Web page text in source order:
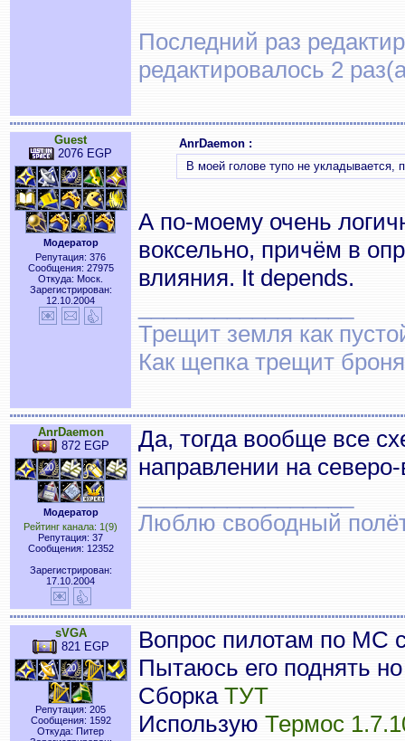
Последний раз
редактировалось 2
Guest
2076 EGP
Модератор
Репутация: 376
Сообщения: 27975
Откуда: Моск.
Зарегистрирован:
12.10.2004
AnrDaemon :
В моей голове тупо не укладывается,
А по-моему очень
воксельно, причём в
влияния. It depends.
Трещит земля как
Как щепка трещит броня
AnrDaemon
872 EGP
Модератор
Рейтинг канала: 1(9)
Репутация: 37
Сообщения: 12352
Зарегистрирован:
17.10.2004
Да, тогда вообще все
направлении на северо-
Люблю свободный
sVGA
821 EGP
Репутация: 205
Сообщения: 1592
Откуда: Питер
Вопрос пилотам по MC
Пытаюсь его поднять
Сборка ТУТ
Использую Термос